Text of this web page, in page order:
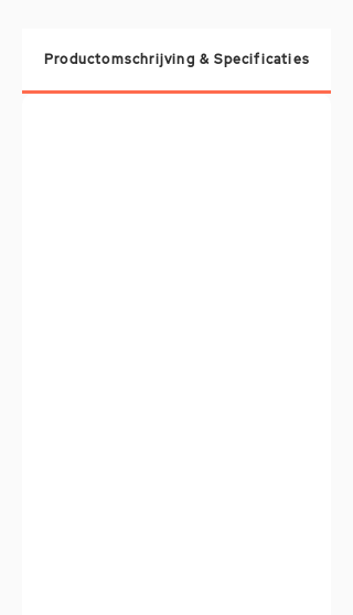
Productomschrijving & Specificaties